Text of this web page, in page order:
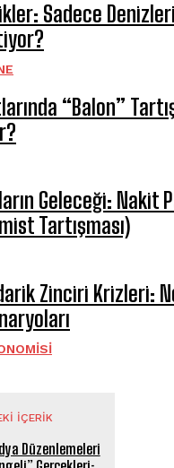
Sadece Denizleri
“Balon”
Geleceği: Nakit
Tartışması)
Zinciri Krizleri:
İÇERIK